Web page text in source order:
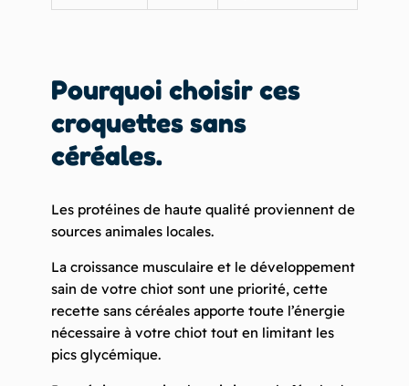
Pourquoi choisir ces
croquettes sans
céréales.
Les protéines de haute qualité proviennent de
sources animales locales.
La croissance musculaire et le développement
sain de votre chiot sont une priorité, cette
recette sans céréales apporte toute l’énergie
nécessaire à votre chiot tout en limitant les
pics glycémique.